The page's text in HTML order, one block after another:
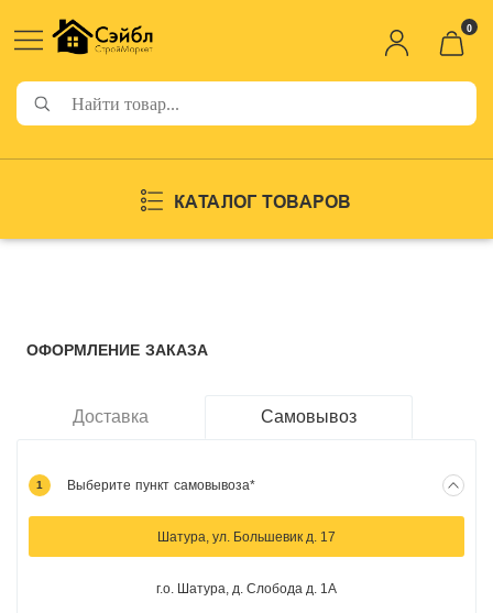
0
КАТАЛОГ ТОВАРОВ
ОФОРМЛЕНИЕ ЗАКАЗА
Доставка Самовывоз
1 Выберите пункт самовывоза*
Шатура, ул. Большевик д. 17
г.о. Шатура, д. Слобода д. 1А